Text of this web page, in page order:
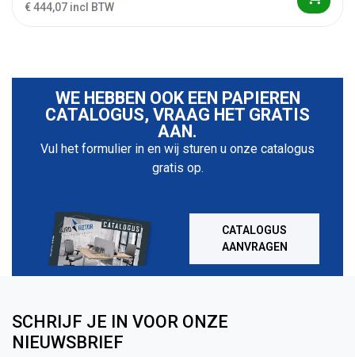
€ 444,07 incl BTW
WE HEBBEN OOK EEN PAPIEREN
CATALOGUS, VRAAG HET GRATIS
AAN.
Vul het formulier in en wij sturen u onze catalogus
gratis op.
CATALOGUS
AANVRAGEN
SCHRIJF JE IN VOOR ONZE
NIEUWSBRIEF